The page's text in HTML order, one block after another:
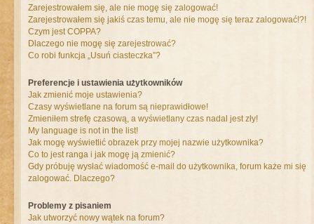
Zarejestrowałem się, ale nie mogę się zalogować!
Zarejestrowałem się jakiś czas temu, ale nie mogę się teraz zalogować!?!
Czym jest COPPA?
Dlaczego nie mogę się zarejestrować?
Co robi funkcja „Usuń ciasteczka”?
Preferencje i ustawienia użytkowników
Jak zmienić moje ustawienia?
Czasy wyświetlane na forum są nieprawidłowe!
Zmieniłem strefę czasową, a wyświetlany czas nadal jest zły!
My language is not in the list!
Jak mogę wyświetlić obrazek przy mojej nazwie użytkownika?
Co to jest ranga i jak mogę ją zmienić?
Gdy próbuję wysłać wiadomość e-mail do użytkownika, forum każe mi się
zalogować. Dlaczego?
Problemy z pisaniem
Jak utworzyć nowy wątek na forum?